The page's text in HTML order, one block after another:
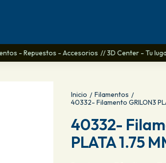
- Repuestos - Accesorios // 3D Center - Tu lugar
Inicio / Filamentos /
40332- Filamento GRILON3
40332-
PLATA 1.75